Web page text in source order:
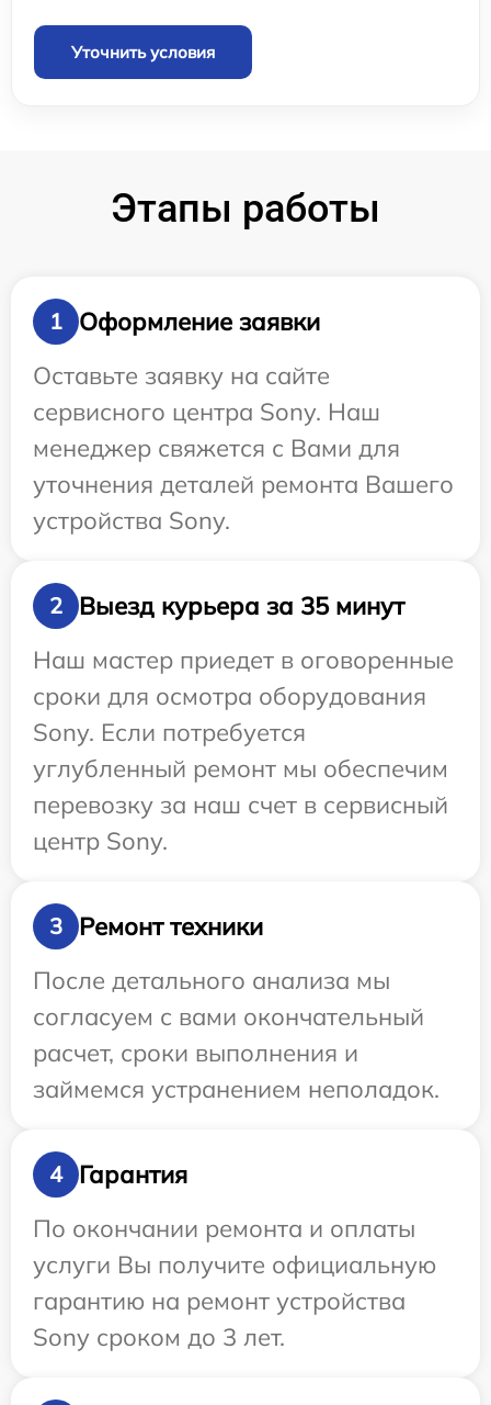
Уточнить условия
Этапы работы
1
Оформление заявки
Оставьте заявку на сайте
сервисного центра Sony. Наш
менеджер свяжется с Вами для
уточнения деталей ремонта Вашего
устройства Sony.
2
Выезд курьера за 35 минут
Наш мастер приедет в оговоренные
сроки для осмотра оборудования
Sony. Если потребуется
углубленный ремонт мы обеспечим
перевозку за наш счет в сервисный
центр Sony.
3
Ремонт техники
После детального анализа мы
согласуем с вами окончательный
расчет, сроки выполнения и
займемся устранением неполадок.
4
Гарантия
По окончании ремонта и оплаты
услуги Вы получите официальную
гарантию на ремонт устройства
Sony сроком до 3 лет.